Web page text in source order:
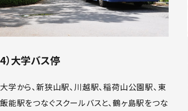
4）大学バス停
大学から、新狭山駅、川越駅、稲荷山公園駅、東
飯能駅をつなぐスクールバスと、鶴ヶ島駅をつな